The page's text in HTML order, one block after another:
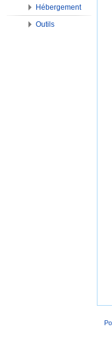
Hébergement
Outils